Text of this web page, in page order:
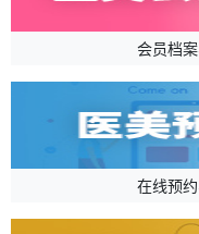
会员档
在线预